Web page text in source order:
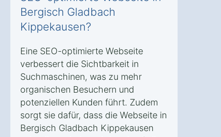
Bergisch Gladbach
Kippekausen?
Eine SEO-optimierte Webseite
verbessert die Sichtbarkeit in
Suchmaschinen, was zu mehr
organischen Besuchern und
potenziellen Kunden führt. Zudem
sorgt sie dafür, dass die Webseite in
Bergisch Gladbach Kippekausen